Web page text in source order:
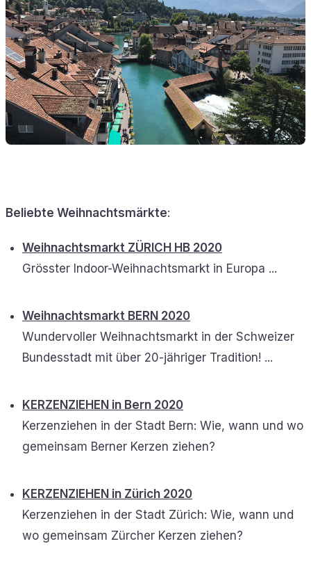
Beliebte Weihnachtsmärkte:
Weihnachtsmarkt ZÜRICH HB 2020
Grösster Indoor-Weihnachtsmarkt in Europa ...
Weihnachtsmarkt BERN 2020
Wundervoller Weihnachtsmarkt in der Schweizer
Bundesstadt mit über 20-jähriger Tradition! ...
KERZENZIEHEN in Bern 2020
Kerzenziehen in der Stadt Bern: Wie, wann und wo
gemeinsam Berner Kerzen ziehen?
KERZENZIEHEN in Zürich 2020
Kerzenziehen in der Stadt Zürich: Wie, wann und
wo gemeinsam Zürcher Kerzen ziehen?